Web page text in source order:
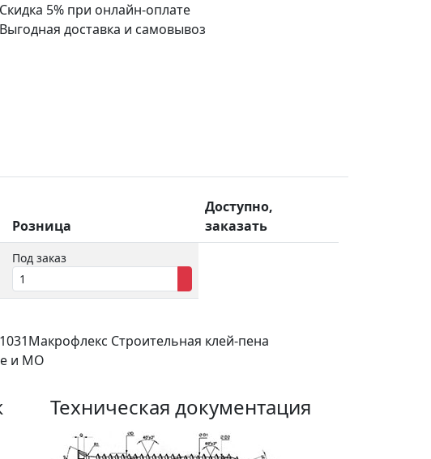
Скидка 5% при онлайн-оплате
Выгодная доставка и самовывоз
Розница
Доступно,
заказать
Под заказ
Строительная клей-пена
и МО
Техническая документация